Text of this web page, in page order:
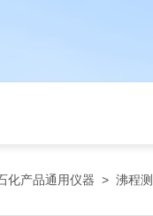
化产品通用仪器 > 沸程